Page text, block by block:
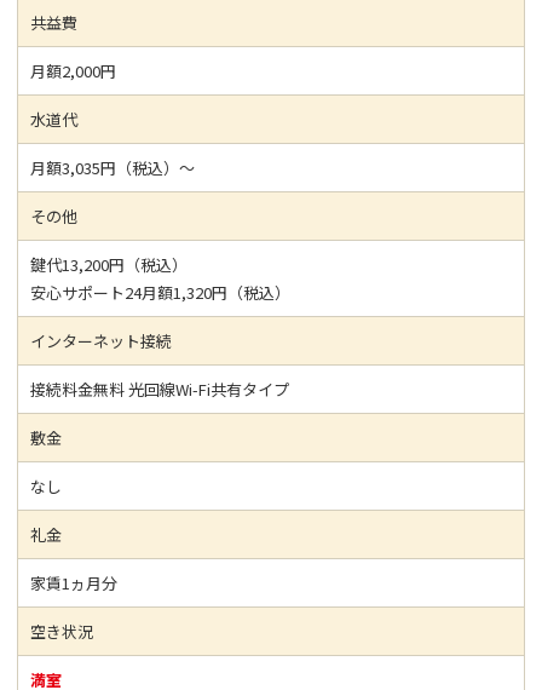
共益費
月額2,000円
水道代
月額3,035円（税込）～
その他
鍵代13,200円（税込）
安心サポート24月額1,320円（税込）
インターネット接続
接続料金無料 光回線Wi-Fi共有タイプ
敷金
なし
礼金
家賃1ヵ月分
空き状況
満室